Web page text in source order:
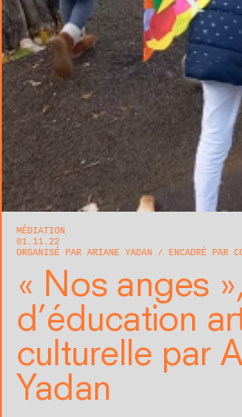
MÉDIATION
01.11.22
ORGANISÉ PAR ARIANE YADAN
ENCADRÉ PAR
« Nos anges
d’éducation
culturelle par
Yadan